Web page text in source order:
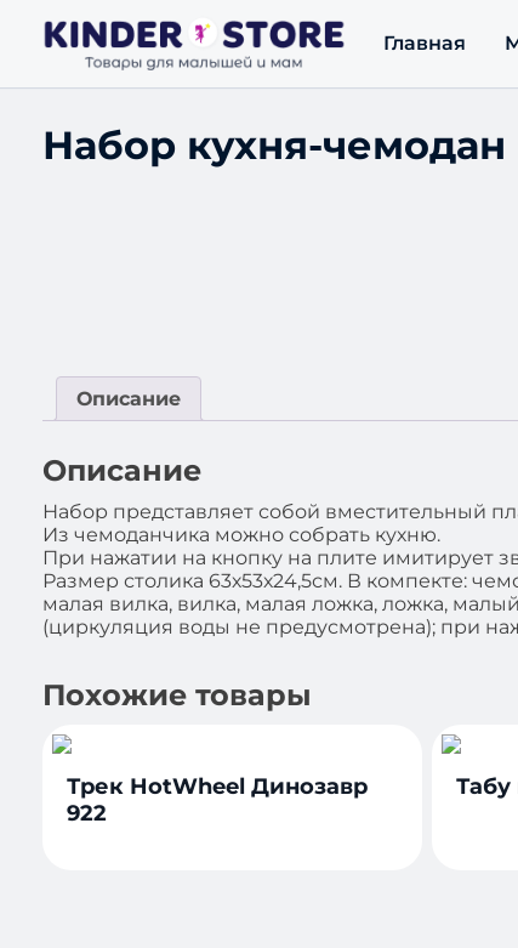
Главная
Набор кухня-
Описание
Описание
Набор представляет собой вместительный
Из чемоданчика можно собрать кухню.
При нажатии на кнопку на плите имитирует
Размер столика 63х53х24,5см. В компекте:
малая вилка, вилка, малая ложка, ложка,
(циркуляция воды не предусмотрена); при
Похожие товары
Трек HotWheel Динозавр
922
Табу